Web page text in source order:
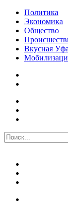
Политика
Экономика
Общество
Вкусная Уфа